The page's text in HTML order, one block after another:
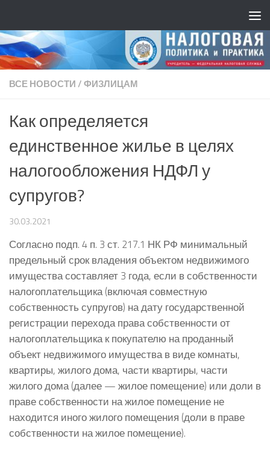
ВСЕ НОВОСТИ/ФИЗЛИЦАМ
Как определяется
единственное жилье в целях
налогообложения НДФЛ у
супругов?
30.03.2021
Согласно подп. 4 п. 3 ст. 217.1 НК РФ минимальный
предельный срок владения объектом недвижимого
имущества составляет 3 года, если в собственности
налогоплательщика (включая совместную
собственность супругов) на дату государственной
регистрации перехода права собственности от
налогоплательщика к покупателю на проданный
объект недвижимого имущества в виде комнаты,
квартиры, жилого дома, части квартиры, части
жилого дома (далее — жилое помещение) или доли в
праве собственности на жилое помещение не
находится иного жилого помещения (доли в праве
собственности на жилое помещение).